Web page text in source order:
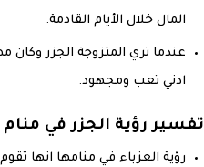
المال خلال الأيام القادمة.
عندما تري المتزوجة الجزر
ادني تعب ومجهود.
تفسير رؤية الجزر في منام
رؤية العزباء في منامها انها